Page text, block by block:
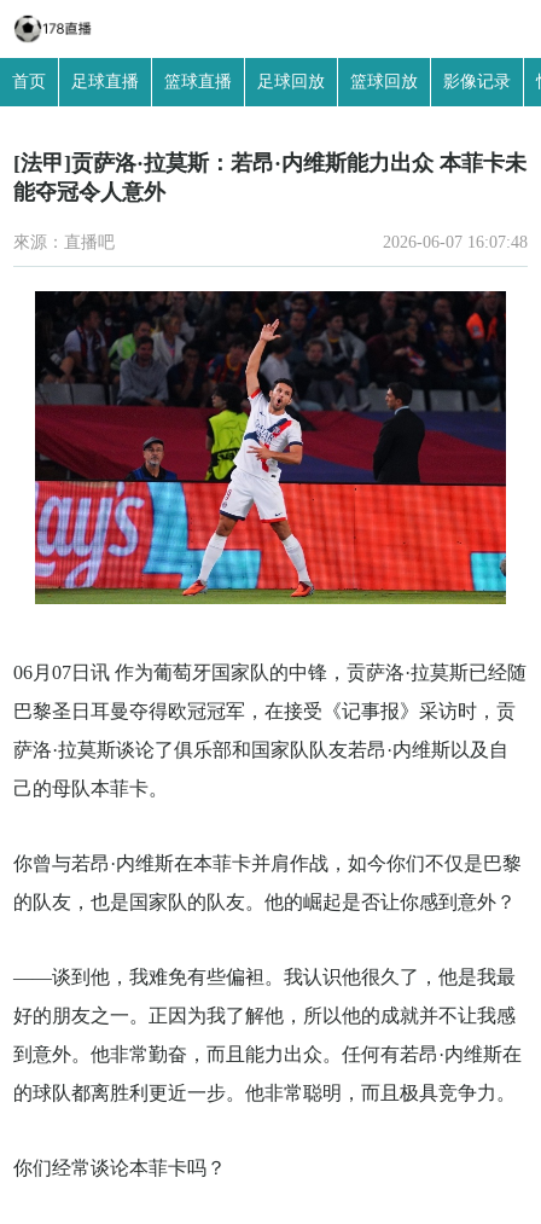
首页 足球直播 篮球直播 足球回放 篮球回放 影像记录
[法甲]贡萨洛·拉莫斯：若昂·内维斯能力出众 本菲卡未
能夺冠令人意外
來源：直播吧 2026-06-07 16:07:48
06月07日讯 作为葡萄牙国家队的中锋，贡萨洛·拉莫斯已经随
巴黎圣日耳曼夺得欧冠冠军，在接受《记事报》采访时，贡
萨洛·拉莫斯谈论了俱乐部和国家队队友若昂·内维斯以及自
己的母队本菲卡。
你曾与若昂·内维斯在本菲卡并肩作战，如今你们不仅是巴黎
的队友，也是国家队的队友。他的崛起是否让你感到意外？
——谈到他，我难免有些偏袒。我认识他很久了，他是我最
好的朋友之一。正因为我了解他，所以他的成就并不让我感
到意外。他非常勤奋，而且能力出众。任何有若昂·内维斯在
的球队都离胜利更近一步。他非常聪明，而且极具竞争力。
你们经常谈论本菲卡吗？